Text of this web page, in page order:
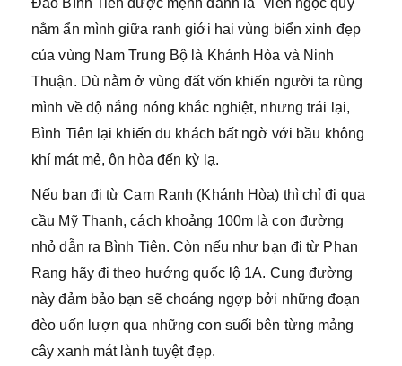
Đảo Bình Tiên được mệnh danh là "viên ngọc quý"
nằm ẩn mình giữa ranh giới hai vùng biển xinh đẹp
của vùng Nam Trung Bộ là Khánh Hòa và Ninh
Thuận. Dù nằm ở vùng đất vốn khiến người ta rùng
mình về độ nắng nóng khắc nghiệt, nhưng trái lại,
Bình Tiên lại khiến du khách bất ngờ với bầu không
khí mát mẻ, ôn hòa đến kỳ lạ.
Nếu bạn đi từ Cam Ranh (Khánh Hòa) thì chỉ đi qua
cầu Mỹ Thanh, cách khoảng 100m là con đường
nhỏ dẫn ra Bình Tiên. Còn nếu như bạn đi từ Phan
Rang hãy đi theo hướng quốc lộ 1A. Cung đường
này đảm bảo bạn sẽ choáng ngợp bởi những đoạn
đèo uốn lượn qua những con suối bên từng mảng
cây xanh mát lành tuyệt đẹp.